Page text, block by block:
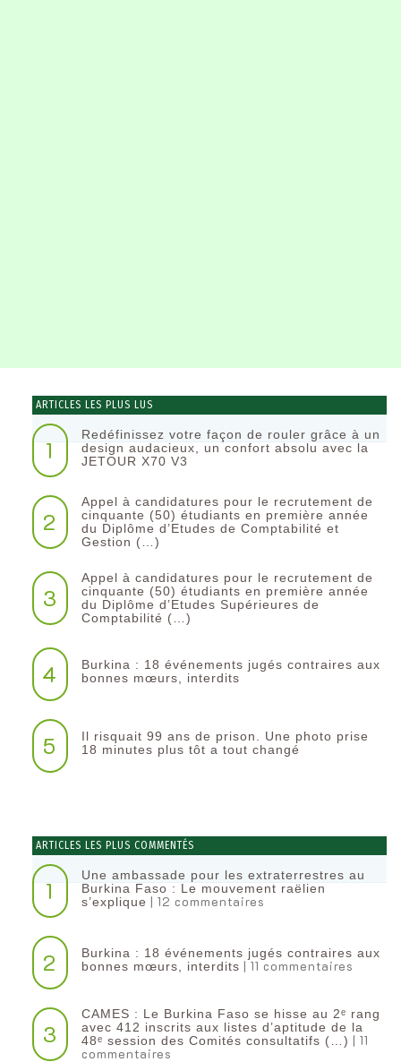
ARTICLES LES PLUS LUS
1
Redéfinissez votre façon de rouler grâce à un
design audacieux, un confort absolu avec la
JETOUR X70 V3
2
Appel à candidatures pour le recrutement de
cinquante (50) étudiants en première année
du Diplôme d’Etudes de Comptabilité et
Gestion (…)
3
Appel à candidatures pour le recrutement de
cinquante (50) étudiants en première année
du Diplôme d’Etudes Supérieures de
Comptabilité (…)
4
Burkina : 18 événements jugés contraires aux
bonnes mœurs, interdits
5
Il risquait 99 ans de prison. Une photo prise
18 minutes plus tôt a tout changé
ARTICLES LES PLUS COMMENTÉS
1
Une ambassade pour les extraterrestres au
Burkina Faso : Le mouvement raëlien
s’explique | 12 commentaires
2
Burkina : 18 événements jugés contraires aux
bonnes mœurs, interdits | 11 commentaires
3
CAMES : Le Burkina Faso se hisse au 2ᵉ rang
avec 412 inscrits aux listes d’aptitude de la
48ᵉ session des Comités consultatifs (…) | 11
commentaires